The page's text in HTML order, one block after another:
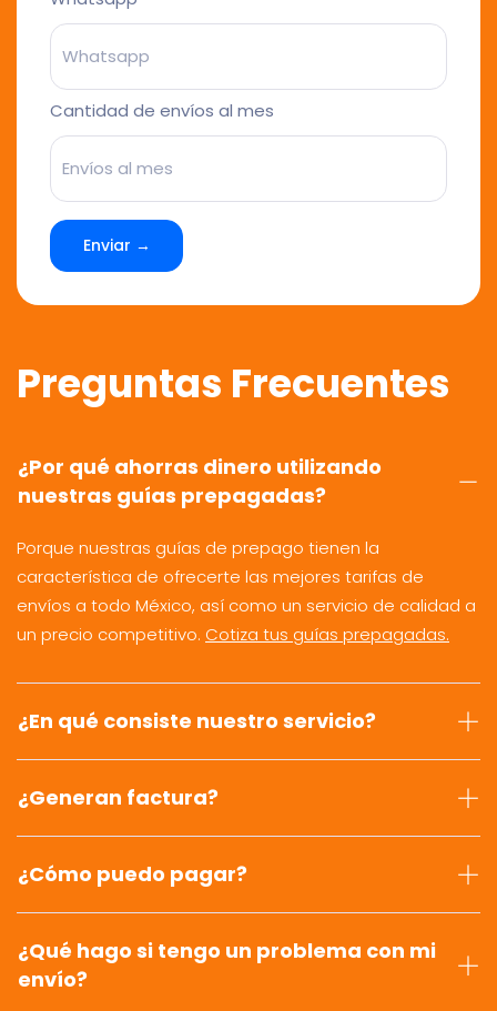
Cantidad de envíos al mes
Enviar →
Preguntas Frecuentes
¿Por qué ahorras dinero utilizando
nuestras guías prepagadas?
Porque nuestras guías de prepago tienen la
característica de ofrecerte las mejores tarifas de
envíos a todo México, así como un servicio de calidad a
un precio competitivo. Cotiza tus guías prepagadas.
¿En qué consiste nuestro servicio?
¿Generan factura?
¿Cómo puedo pagar?
¿Qué hago si tengo un problema con mi
envío?